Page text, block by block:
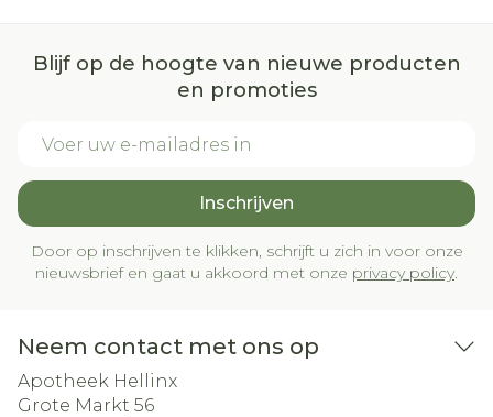
Blijf op de hoogte van nieuwe producten
en promoties
Inschrijven
Door op inschrijven te klikken, schrijft u zich in voor onze
nieuwsbrief en gaat u akkoord met onze privacy policy.
Neem contact met ons op
Apotheek Hellinx
Grote Markt 56